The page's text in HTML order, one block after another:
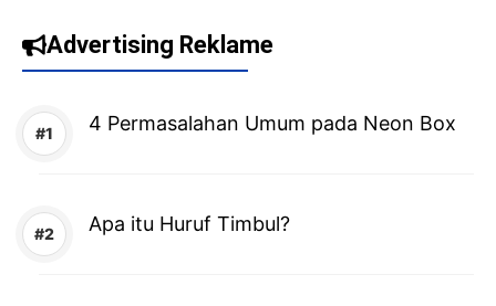
Advertising Reklame
4 Permasalahan Umum pada Neon Box
Apa itu Huruf Timbul?